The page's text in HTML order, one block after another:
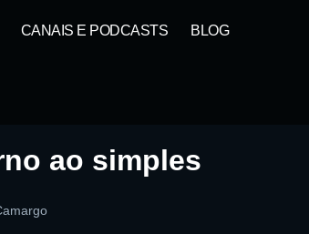
CANAIS E PODCASTS BLOG
ao simples